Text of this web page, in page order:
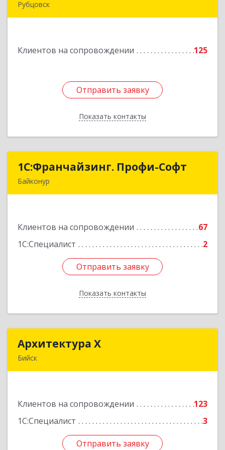
Рубцовск
Клиентов на сопровождении 125
Отправить заявку
Показать контакты
Подробнее
Отправить заявку
Назад
1С:Франчайзинг. Профи-Софт
Байконур
Клиентов на сопровождении
67
1С:Специалист
2
Отправить заявку
Показать контакты
1С:Франчайзинг. Профи-Софт
Подробнее
Отправить заявку
Назад
Архитектура Х
Бийск
Клиентов на сопровождении
123
1С:Специалист
3
Отправить заявку
Подробнее
Отправить заявку